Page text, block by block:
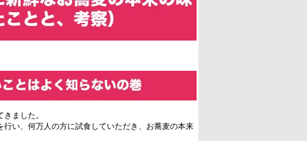
ました。
い、何万人の方に試食していただき、お蕎麦の本来